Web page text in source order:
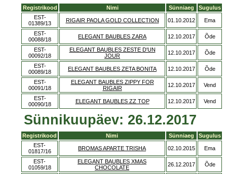
Registrikood Nimi Sünniaeg
Sugulus
EST-
01389/13
RIGAIR PAOLA GOLD COLLECTION 01.10.2012 Ema
EST-
00088/18
ELEGANT BAUBLES ZARA 12.10.2017 Õde
EST-
00092/18
ELEGANT BAUBLES ZESTE D'UN
JOUR
12.10.2017 Õde
EST-
00089/18
ELEGANT BAUBLES ZETA BONITA 12.10.2017 Õde
EST-
00091/18
ELEGANT BAUBLES ZIPPY FOR
RIGAIR
12.10.2017 Vend
EST-
00090/18
ELEGANT BAUBLES ZZ TOP 12.10.2017 Vend
Sünnikuupäev: 26.12.2017
Registrikood Nimi Sünniaeg
Sugulus
EST-
01817/16
BROMAS APARTE TRISHA 02.10.2015 Ema
EST-
01059/18
ELEGANT BAUBLES XMAS
CHOCOLATE
26.12.2017 Õde